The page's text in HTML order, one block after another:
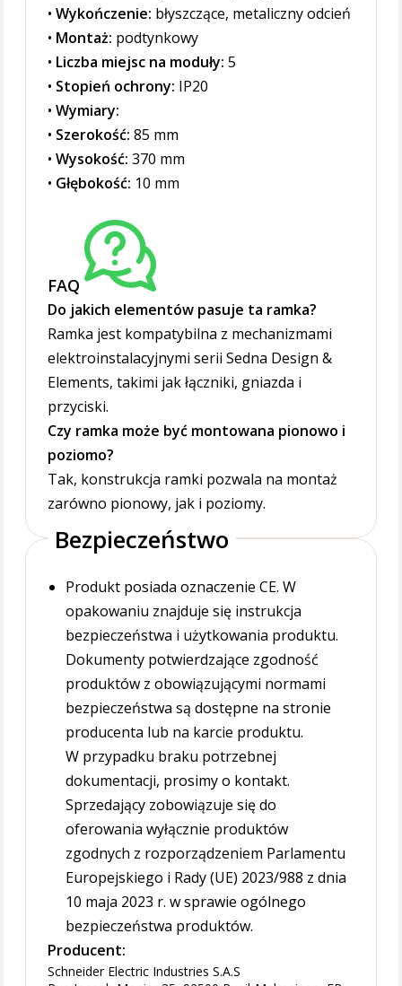
•Wykończenie: błyszczące, metaliczny odcień
• Montaż: podtynkowy
• Liczba miejsc na moduły: 5
• Stopień ochrony: IP20
•Wymiary:
• Szerokość: 85 mm
•Wysokość: 370 mm
• Głębokość: 10 mm
FAQ
Do jakich elementów pasuje ta ramka?
Ramka jest kompatybilna z mechanizmami
elektroinstalacyjnymi serii Sedna Design &
Elements, takimi jak łączniki, gniazda i
przyciski.
Czy ramka może być montowana pionowo i
poziomo?
Tak, konstrukcja ramki pozwala na montaż
zarówno pionowy, jak i poziomy.
Bezpieczeństwo
Produkt posiada oznaczenie CE. W
opakowaniu znajduje się instrukcja
bezpieczeństwa i użytkowania produktu.
Dokumenty potwierdzające zgodność
produktów z obowiązującymi normami
bezpieczeństwa są dostępne na stronie
producenta lub na karcie produktu.
W przypadku braku potrzebnej
dokumentacji, prosimy o kontakt.
Sprzedający zobowiązuje się do
oferowania wyłącznie produktów
zgodnych z rozporządzeniem Parlamentu
Europejskiego i Rady (UE) 2023/988 z dnia
10 maja 2023 r. w sprawie ogólnego
bezpieczeństwa produktów.
Producent:
Schneider Electric Industries S.A.S